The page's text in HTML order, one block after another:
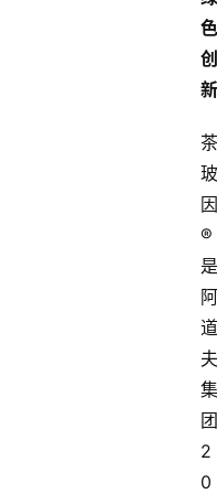
色
创
新
茶
玻
因
®
是
阿
道
夫
集
团
2
0